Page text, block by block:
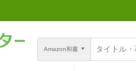
Amazon和書